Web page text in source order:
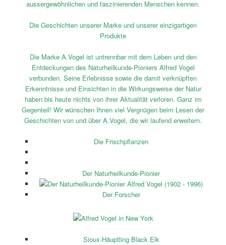
aussergewöhnlichen und faszinierenden Menschen kennen.
Die Geschichten unserer Marke und unserer einzigartigen
Produkte
Die Marke A.Vogel ist untrennbar mit dem Leben und den
Entdeckungen des Naturheilkunde-Pioniers Alfred Vogel
verbunden. Seine Erlebnisse sowie die damit verknüpften
Erkenntnisse und Einsichten in die Wirkungsweise der Natur
haben bis heute nichts von ihrer Aktualität verloren. Ganz im
Gegenteil! Wir wünschen Ihnen viel Vergnügen beim Lesen der
Geschichten von und über A.Vogel, die wir laufend erweitern.
Die Frischpflanzen
Der Naturheilkunde-Pionier
Der Forscher
Sioux-Häuptling Black Elk